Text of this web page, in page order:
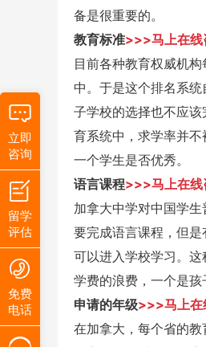
备是很重要的。
教育标准>>>马上在线
目前各种教育权威机
中。于是这个排名系
子学校的选择也不应
育系统中，求学率并
一个学生是否优秀。
语言课程>>>马上在线
加拿大中学对中国学
要完成语言课程，但
可以进入学校学习。
学费的浪费，一个是孩
申请的年级>>>马上在
在加拿大，每个省的
立即
咨询
留学
评估
免费
电话